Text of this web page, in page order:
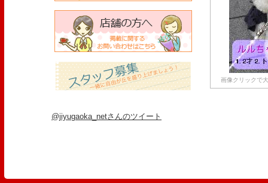
画像クリックで
@jiyugaoka_netさんのツイート